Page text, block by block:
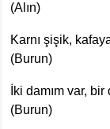
(Alın)
Karnı şişik,
(Burun)
İki damım var,
(Burun)